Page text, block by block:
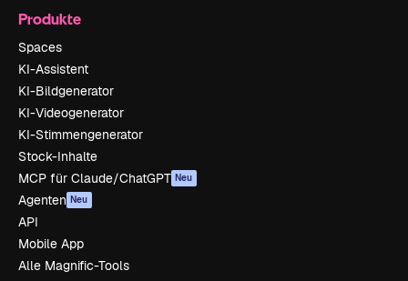
Produkte
Spaces
KI-Assistent
KI-Bildgenerator
KI-Videogenerator
KI-Stimmengenerator
Stock-Inhalte
MCP für Claude/ChatGPT Neu
Agenten Neu
API
Mobile App
Alle Magnific-Tools